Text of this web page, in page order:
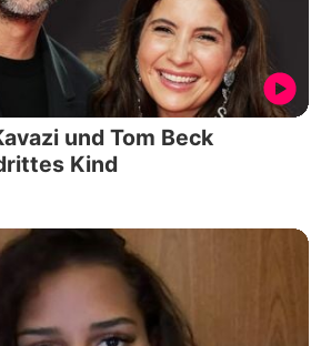
und Tom Beck
Kind